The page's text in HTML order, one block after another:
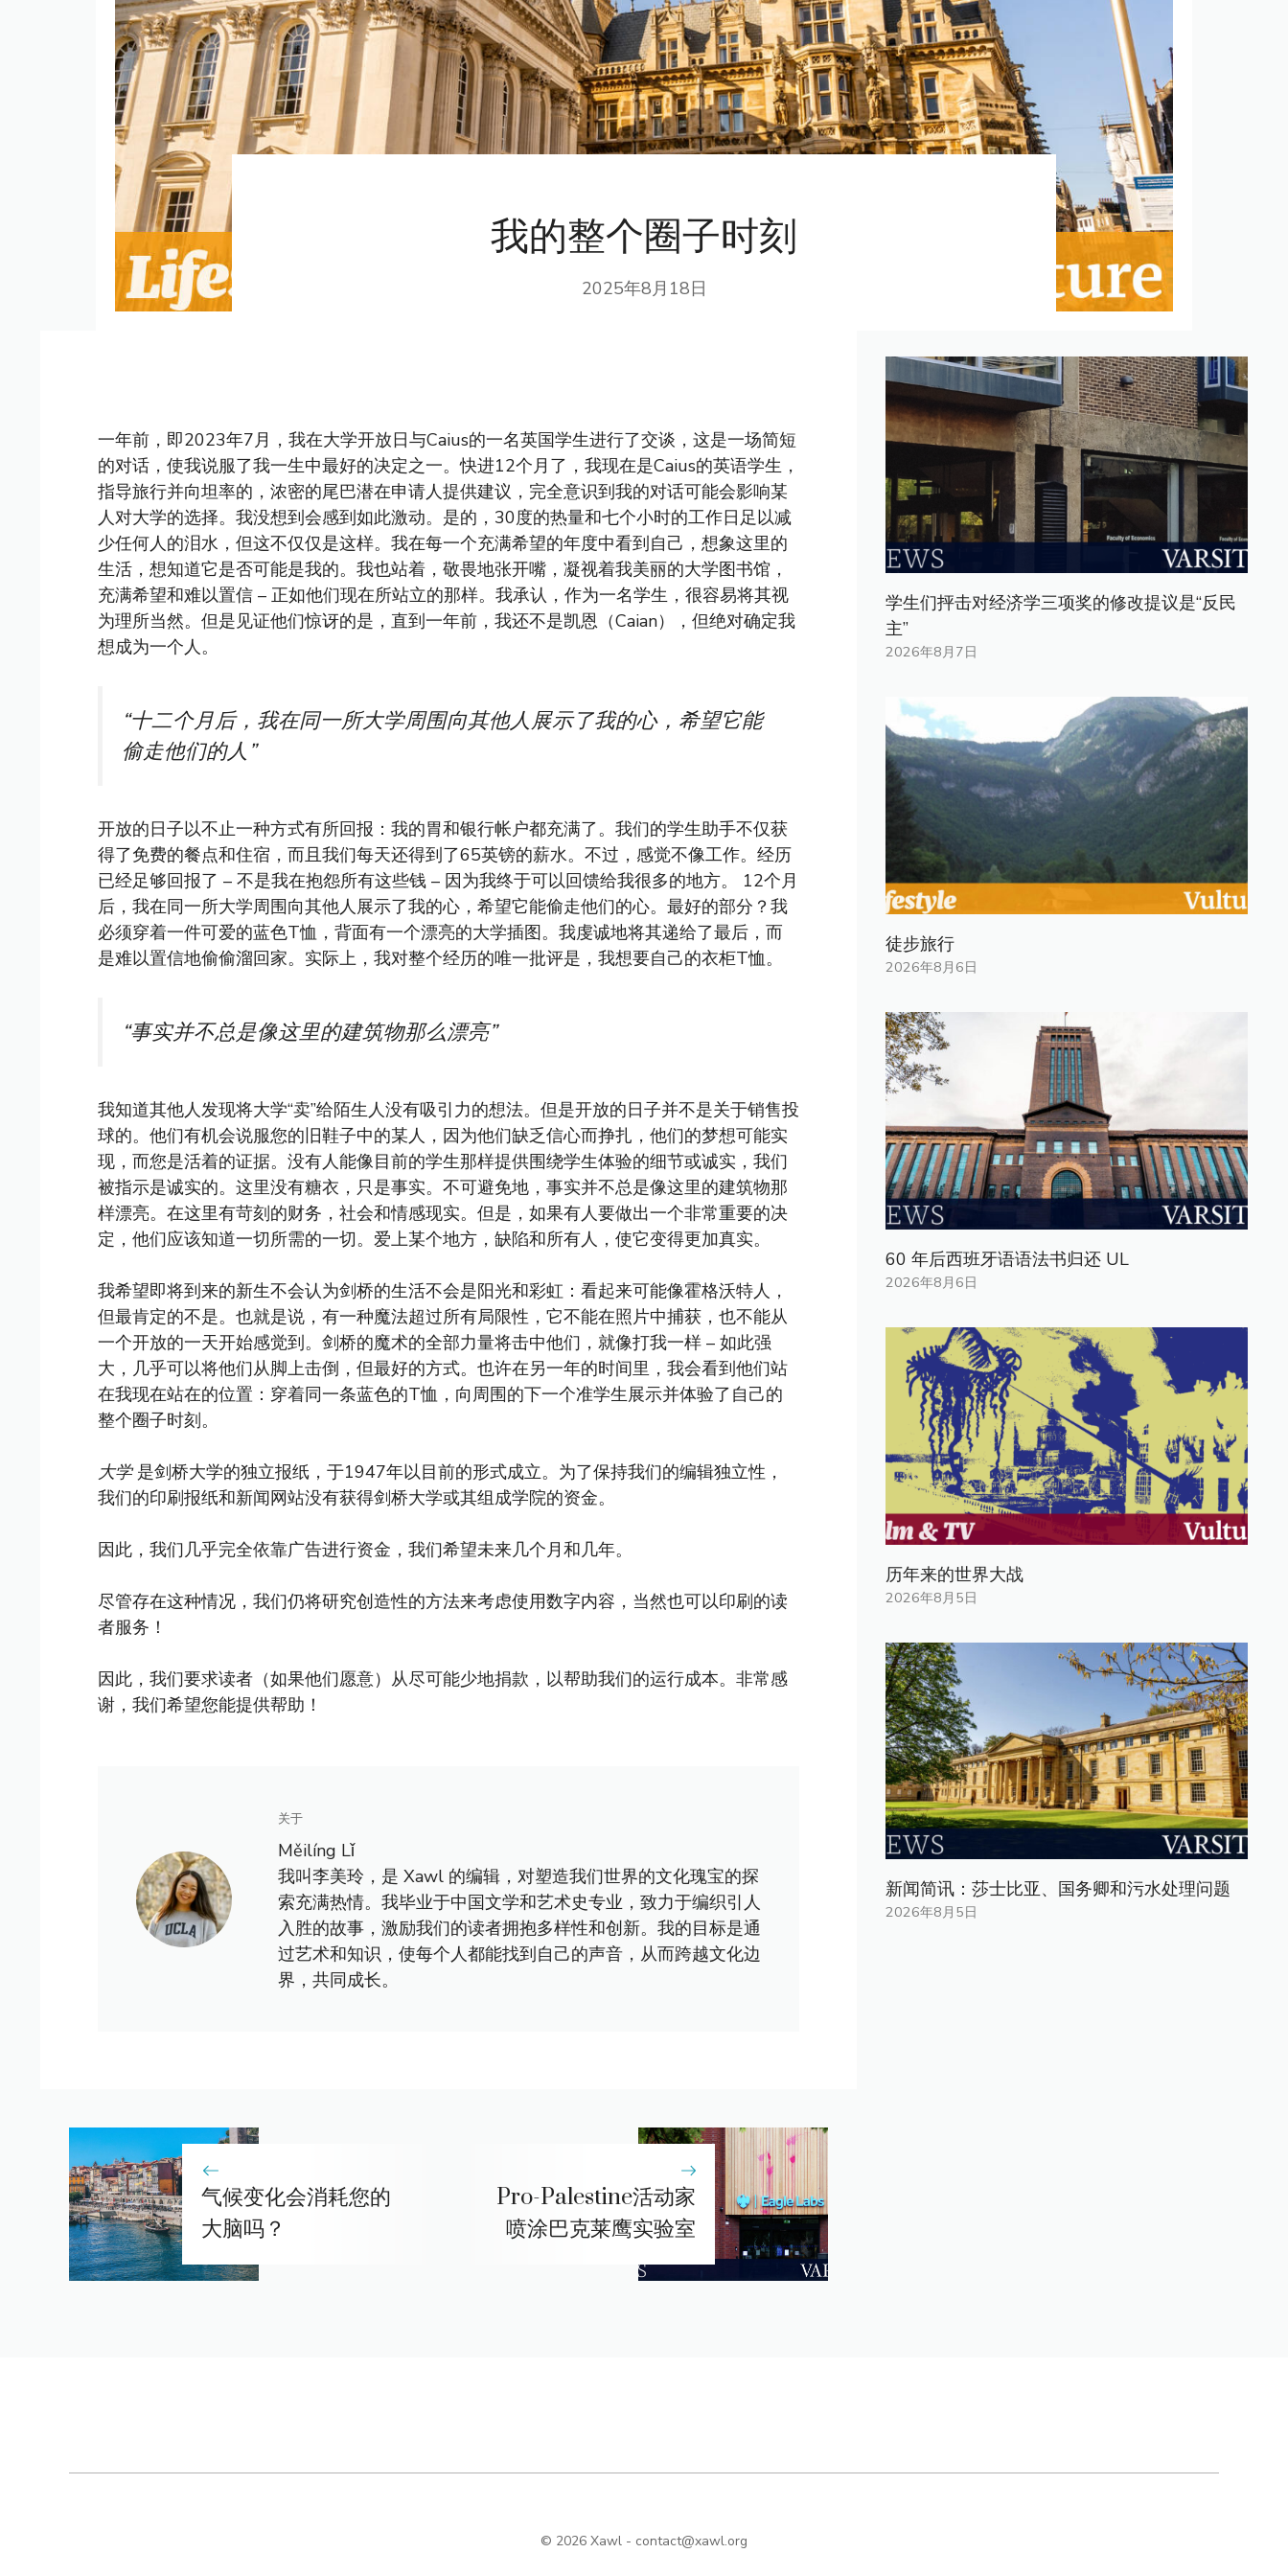
我的整个圈子时刻
2025年8月18日
一年前，即2023年7月，我在大学开放日与Caius的一名英国学生进行了交谈，这是一场简短
的对话，使我说服了我一生中最好的决定之一。快进12个月了，我现在是Caius的英语学生，
指导旅行并向坦率的，浓密的尾巴潜在申请人提供建议，完全意识到我的对话可能会影响某
人对大学的选择。我没想到会感到如此激动。是的，30度的热量和七个小时的工作日足以减
少任何人的泪水，但这不仅仅是这样。我在每一个充满希望的年度中看到自己，想象这里的
生活，想知道它是否可能是我的。我也站着，敬畏地张开嘴，凝视着我美丽的大学图书馆，
充满希望和难以置信 – 正如他们现在所站立的那样。我承认，作为一名学生，很容易将其视
为理所当然。但是见证他们惊讶的是，直到一年前，我还不是凯恩（Caian），但绝对确定我
想成为一个人。
“十二个月后，我在同一所大学周围向其他人展示了我的心，希望它能
偷走他们的人”
开放的日子以不止一种方式有所回报：我的胃和银行帐户都充满了。我们的学生助手不仅获
得了免费的餐点和住宿，而且我们每天还得到了65英镑的薪水。不过，感觉不像工作。经历
已经足够回报了 – 不是我在抱怨所有这些钱 – 因为我终于可以回馈给我很多的地方。 12个月
后，我在同一所大学周围向其他人展示了我的心，希望它能偷走他们的心。最好的部分？我
必须穿着一件可爱的蓝色T恤，背面有一个漂亮的大学插图。我虔诚地将其递给了最后，而
是难以置信地偷偷溜回家。实际上，我对整个经历的唯一批评是，我想要自己的衣柜T恤。
“事实并不总是像这里的建筑物那么漂亮”
我知道其他人发现将大学“卖”给陌生人没有吸引力的想法。但是开放的日子并不是关于销售投
球的。他们有机会说服您的旧鞋子中的某人，因为他们缺乏信心而挣扎，他们的梦想可能实
现，而您是活着的证据。没有人能像目前的学生那样提供围绕学生体验的细节或诚实，我们
被指示是诚实的。这里没有糖衣，只是事实。不可避免地，事实并不总是像这里的建筑物那
样漂亮。在这里有苛刻的财务，社会和情感现实。但是，如果有人要做出一个非常重要的决
定，他们应该知道一切所需的一切。爱上某个地方，缺陷和所有人，使它变得更加真实。
我希望即将到来的新生不会认为剑桥的生活不会是阳光和彩虹：看起来可能像霍格沃特人，
但最肯定的不是。也就是说，有一种魔法超过所有局限性，它不能在照片中捕获，也不能从
一个开放的一天开始感觉到。剑桥的魔术的全部力量将击中他们，就像打我一样 – 如此强
大，几乎可以将他们从脚上击倒，但最好的方式。也许在另一年的时间里，我会看到他们站
在我现在站在的位置：穿着同一条蓝色的T恤，向周围的下一个准学生展示并体验了自己的
整个圈子时刻。
大学是剑桥大学的独立报纸，于1947年以目前的形式成立。为了保持我们的编辑独立性，
我们的印刷报纸和新闻网站没有获得剑桥大学或其组成学院的资金。
因此，我们几乎完全依靠广告进行资金，我们希望未来几个月和几年。
尽管存在这种情况，我们仍将研究创造性的方法来考虑使用数字内容，当然也可以印刷的读
者服务！
因此，我们要求读者（如果他们愿意）从尽可能少地捐款，以帮助我们的运行成本。非常感
谢，我们希望您能提供帮助！
关于
Měilíng Lǐ
我叫李美玲，是 Xawl 的编辑，对塑造我们世界的文化瑰宝的探
索充满热情。我毕业于中国文学和艺术史专业，致力于编织引人
入胜的故事，激励我们的读者拥抱多样性和创新。我的目标是通
过艺术和知识，使每个人都能找到自己的声音，从而跨越文化边
界，共同成长。
气候变化会消耗您的
大脑吗？
Pro-Palestine活动家
喷涂巴克莱鹰实验室
学生们抨击对经济学三项奖的修改提议是“反民
主”
2026年8月7日
徒步旅行
2026年8月6日
60 年后西班牙语语法书归还 UL
2026年8月6日
历年来的世界大战
2026年8月5日
新闻简讯：莎士比亚、国务卿和污水处理问题
2026年8月5日
© 2026 Xawl - contact@xawl.org